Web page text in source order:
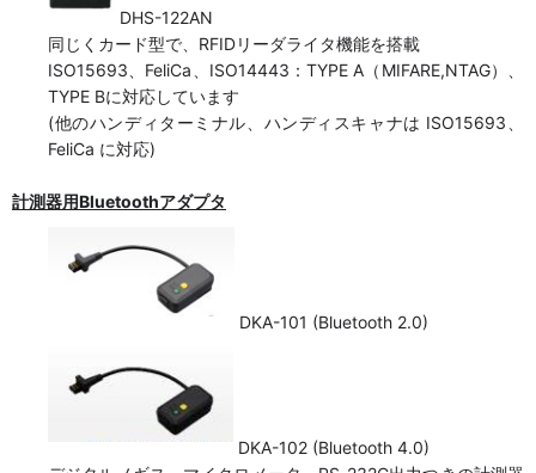
DHS-122AN
同じくカード型で、RFIDリーダライタ機能を搭載
ISO15693、FeliCa、ISO14443：TYPE A（MIFARE,NTAG）、
TYPE Bに対応しています
(他のハンディターミナル、ハンディスキャナは ISO15693、
FeliCa に対応)
計測器用Bluetoothアダプタ
DKA-101 (Bluetooth 2.0)
DKA-102 (Bluetooth 4.0)